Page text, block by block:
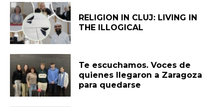
RELIGION IN CLUJ: LIVING IN
THE ILLOGICAL
Te escuchamos. Voces de
quienes llegaron a Zaragoza
para quedarse